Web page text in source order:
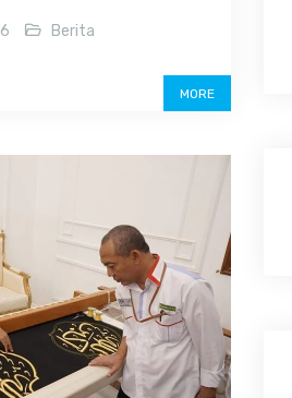
Berita
MORE